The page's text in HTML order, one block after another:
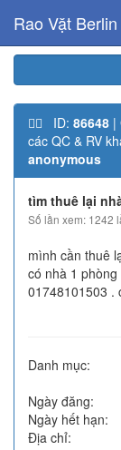
Rao Vặt Berlin
ID: 86648 |
các QC & RV
anonymous
tìm thuê lại
Số lần xem: 1242
mình cần thuê
có nhà 1
01748101503 .
Danh mục:
Ngày đăng:
Ngày hết hạn:
Địa chỉ: